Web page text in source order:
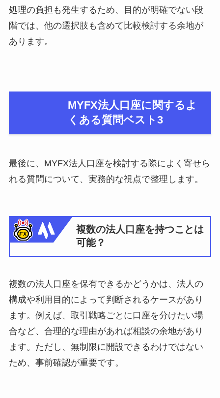
処理の負担も発生するため、目的が明確でない段
階では、他の選択肢も含めて比較検討する余地が
あります。
MYFX法人口座に関するよ
くある質問ベスト3
最後に、MYFX法人口座を検討する際によく寄せら
れる質問について、実務的な視点で整理します。
複数の法人口座を持つことは
可能？
複数の法人口座を保有できるかどうかは、法人の
構成や利用目的によって判断されるケースがあり
ます。例えば、取引戦略ごとに口座を分けたい場
合など、合理的な理由があれば相談の余地があり
ます。ただし、無制限に開設できるわけではない
ため、事前確認が重要です。